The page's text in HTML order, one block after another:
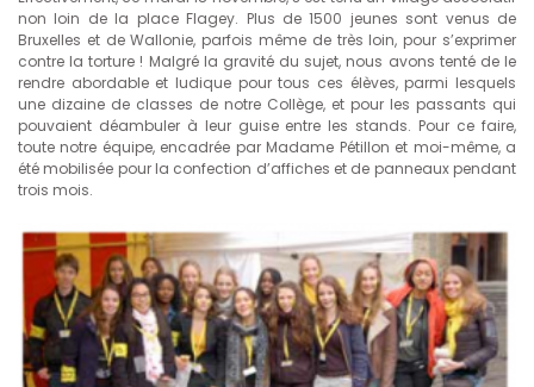
non loin de la place Flagey. Plus de 1500 jeunes sont venus de
Bruxelles et de Wallonie, parfois même de très loin, pour s’exprimer
contre la torture ! Malgré la gravité du sujet, nous avons tenté de le
rendre abordable et ludique pour tous ces élèves, parmi lesquels
une dizaine de classes de notre Collège, et pour les passants qui
pouvaient déambuler à leur guise entre les stands. Pour ce faire,
toute notre équipe, encadrée par Madame Pétillon et moi-même, a
été mobilisée pour la confection d’affiches et de panneaux pendant
trois mois.